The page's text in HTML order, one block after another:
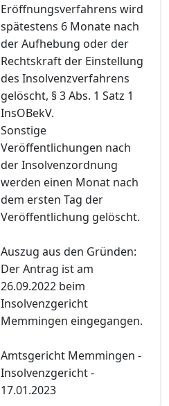
Eröffnungsverfahrens wird
spätestens 6 Monate nach
der Aufhebung oder der
Rechtskraft der Einstellung
des Insolvenzverfahrens
gelöscht, § 3 Abs. 1 Satz 1
InsOBekV.
Sonstige
Veröffentlichungen nach
der Insolvenzordnung
werden einen Monat nach
dem ersten Tag der
Veröffentlichung gelöscht.
Auszug aus den Gründen:
Der Antrag ist am
26.09.2022 beim
Insolvenzgericht
Memmingen eingegangen.
Amtsgericht Memmingen -
Insolvenzgericht -
17.01.2023